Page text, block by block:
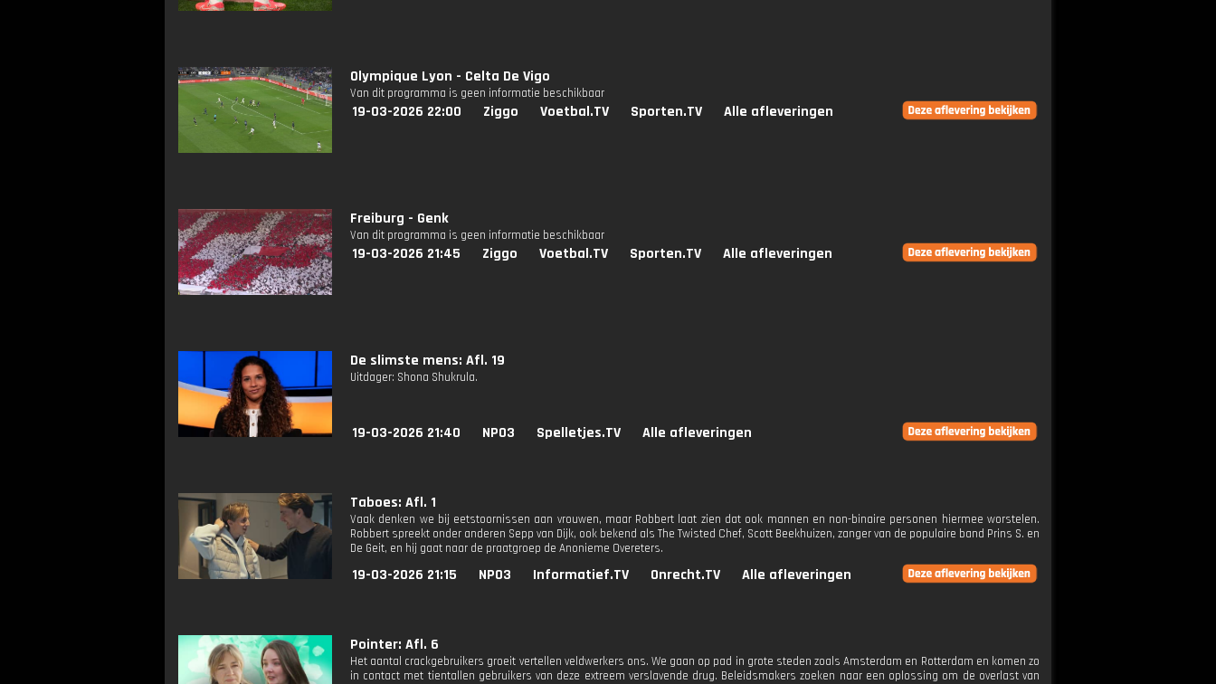
Olympique Lyon - Celta De Vigo
Van dit programma is geen informatie beschikbaar
19-03-2026 22:00 Ziggo Voetbal.TV Sporten.TV Alle afleveringen
Freiburg - Genk
Van dit programma is geen informatie beschikbaar
19-03-2026 21:45 Ziggo Voetbal.TV Sporten.TV Alle afleveringen
De slimste mens: Afl. 19
Uitdager: Shona Shukrula.
19-03-2026 21:40 NPO3 Spelletjes.TV Alle afleveringen
Taboes: Afl. 1
Vaak denken we bij eetstoornissen aan vrouwen, maar Robbert laat zien dat ook mannen en non-binaire personen hiermee worstelen.
Robbert spreekt onder anderen Sepp van Dijk, ook bekend als The Twisted Chef, Scott Beekhuizen, zanger van de populaire band Prins S. en
De Geit, en hij gaat naar de praatgroep de Anonieme Overeters.
19-03-2026 21:15 NPO3 Informatief.TV Onrecht.TV Alle afleveringen
Pointer: Afl. 6
Het aantal crackgebruikers groeit vertellen veldwerkers ons. We gaan op pad in grote steden zoals Amsterdam en Rotterdam en komen zo
in contact met tientallen gebruikers van deze extreem verslavende drug. Beleidsmakers zoeken naar een oplossing om de overlast van